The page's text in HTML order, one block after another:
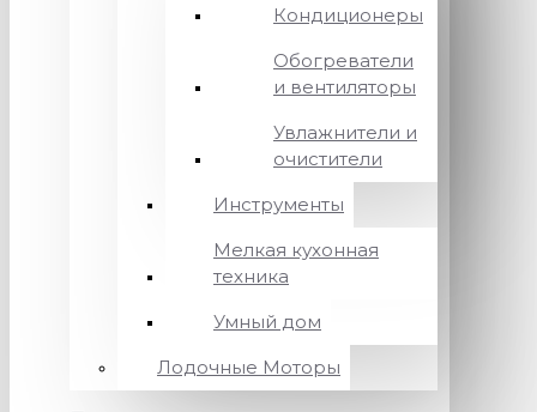
Кондиционеры
Обогреватели
и вентиляторы
Увлажнители и
очистители
Инструменты
Мелкая кухонная
техника
Умный дом
Лодочные Моторы